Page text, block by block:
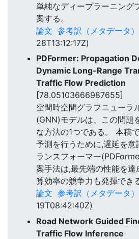
単純なディープラーニング
案する。
論文 参考訳（メタデータ）
28T13:12:17Z)
PDFormer: Propagation
Dynamic Long-Range
Traffic Flow Prediction
[78.05103666987655]
空間時空間グラフニューラ
(GNN)モデルは、この問題
な方法の1つである。 本稿
予測を行うために,遅延を意
ランスフォーマー
案手法は,最先端の性能を
算効率の競争力も発揮でき
論文 参考訳（メタデータ）
19T08:42:40Z)
Road Network Guided
Traffic Flow Inference